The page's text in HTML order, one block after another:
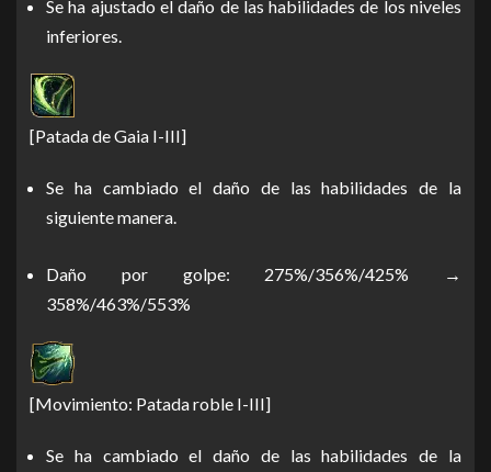
Se ha ajustado el daño de las habilidades de los niveles
inferiores.
[Patada de Gaia I-III]
Se ha cambiado el daño de las habilidades de la
siguiente manera.
Daño por golpe: 275%/356%/425% →
358%/463%/553%
[Movimiento: Patada roble I-III]
Se ha cambiado el daño de las habilidades de la